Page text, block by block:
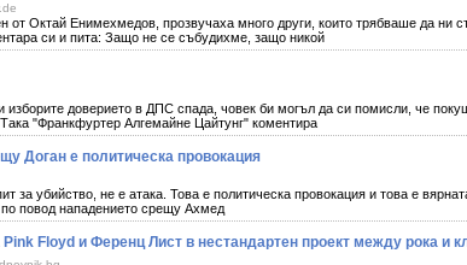
от Октай Енимехмедов, прозвучаха много други, които трябваше да ни
си и пита: Защо не се събудихме, защо никой
изборите доверието в ДПС спада, човек би могъл да си помисли, че
"Франкфуртер Алгемайне Цайтунг" коментира
Доган е политическа провокация
за убийство, не е атака. Това е политическа провокация и това е
повод нападението срещу Ахмед
Floyd и Ференц Лист в нестандартен проект между рока и